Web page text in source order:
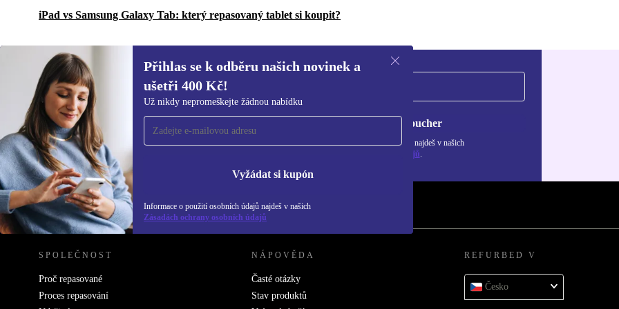
iPad vs Samsung Galaxy Tab: který repasovaný tablet si koupit?
Přihlas se k odběru našich novinek a
ušetři 400 Kč!
Už nikdy nepromeškejte žádnou nabídku
Vyžádat si kupón
Informace o použití osobních údajů najdeš v našich
Zásadách ochrany osobních údajů
Přihlas se k odběru našich novinek a
ušetři 400 Kč!
Už nikdy nepromeškej žádnou nabídku.
Chci voucher
Informace o použití osobních údajů najdeš v našich
Zásadách ochrany osobních údajů.
REFURBED ČESKO - RETHINK NEW.
SPOLEČNOST
Proč repasované
Proces repasování
NÁPOVĚDA
Časté otázky
Stav produktů
REFURBED V
Česko